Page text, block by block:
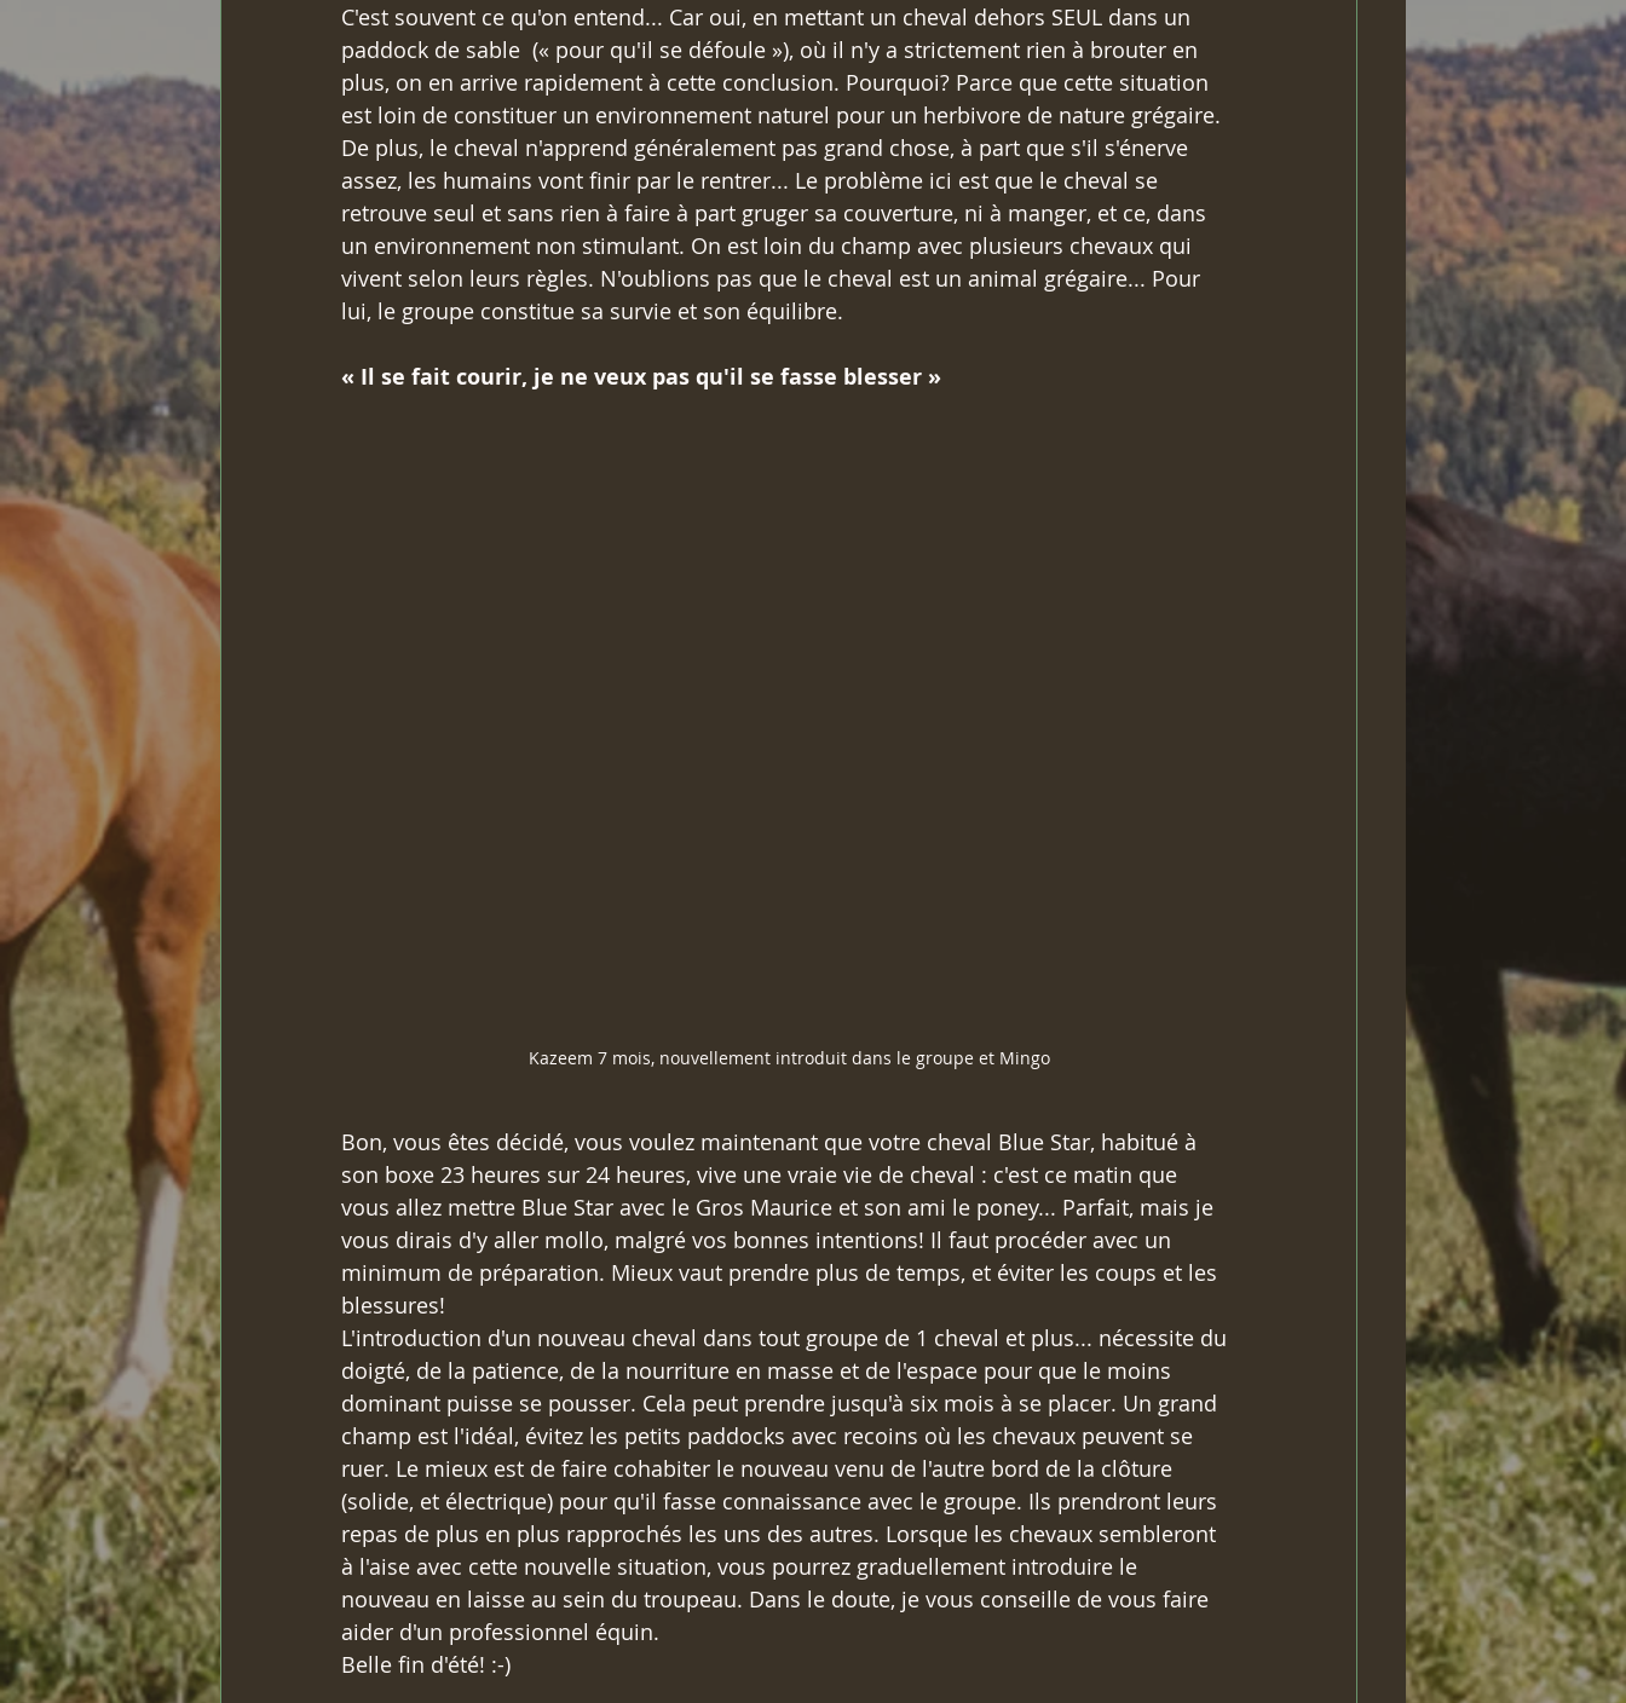
C'est souvent ce qu'on entend... Car oui, en mettant un cheval dehors SEUL dans un
paddock de sable  (« pour qu'il se défoule »), où il n'y a strictement rien à brouter en
plus, on en arrive rapidement à cette conclusion. Pourquoi? Parce que cette situation
est loin de constituer un environnement naturel pour un herbivore de nature grégaire.
De plus, le cheval n'apprend généralement pas grand chose, à part que s'il s'énerve
assez, les humains vont finir par le rentrer... Le problème ici est que le cheval se
retrouve seul et sans rien à faire à part gruger sa couverture, ni à manger, et ce, dans
un environnement non stimulant. On est loin du champ avec plusieurs chevaux qui
vivent selon leurs règles. N'oublions pas que le cheval est un animal grégaire... Pour
lui, le groupe constitue sa survie et son équilibre.
« Il se fait courir, je ne veux pas qu'il se fasse blesser »
Kazeem 7 mois, nouvellement introduit dans le groupe et Mingo
Bon, vous êtes décidé, vous voulez maintenant que votre cheval Blue Star, habitué à
son boxe 23 heures sur 24 heures, vive une vraie vie de cheval : c'est ce matin que
vous allez mettre Blue Star avec le Gros Maurice et son ami le poney... Parfait, mais je
vous dirais d'y aller mollo, malgré vos bonnes intentions! Il faut procéder avec un
minimum de préparation. Mieux vaut prendre plus de temps, et éviter les coups et les
blessures!
L'introduction d'un nouveau cheval dans tout groupe de 1 cheval et plus... nécessite du
doigté, de la patience, de la nourriture en masse et de l'espace pour que le moins
dominant puisse se pousser. Cela peut prendre jusqu'à six mois à se placer. Un grand
champ est l'idéal, évitez les petits paddocks avec recoins où les chevaux peuvent se
ruer. Le mieux est de faire cohabiter le nouveau venu de l'autre bord de la clôture
(solide, et électrique) pour qu'il fasse connaissance avec le groupe. Ils prendront leurs
repas de plus en plus rapprochés les uns des autres. Lorsque les chevaux sembleront
à l'aise avec cette nouvelle situation, vous pourrez graduellement introduire le
nouveau en laisse au sein du troupeau. Dans le doute, je vous conseille de vous faire
aider d'un professionnel équin.
Belle fin d'été! :-)